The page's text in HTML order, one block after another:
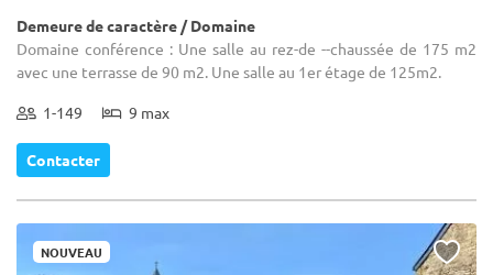
Demeure de caractère / Domaine
Domaine conférence : Une salle au rez-de --chaussée de 175 m2
avec une terrasse de 90 m2. Une salle au 1er étage de 125m2.
1-149 9 max
Contacter
NOUVEAU